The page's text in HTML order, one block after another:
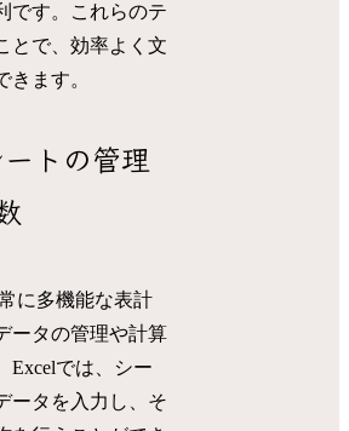
です。これらのテ
とで、効率よく文
きます。
トの管理
に多機能な表計
ータの管理や計算
Excelでは、シー
ータを入力し、そ